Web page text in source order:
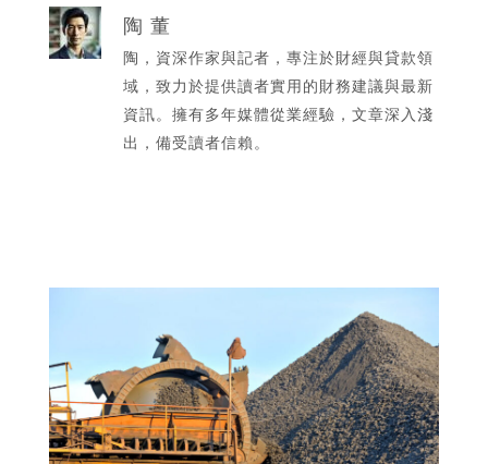
陶 董
陶，資深作家與記者，專注於財經與貸款領
域，致力於提供讀者實用的財務建議與最新
資訊。擁有多年媒體從業經驗，文章深入淺
出，備受讀者信賴。